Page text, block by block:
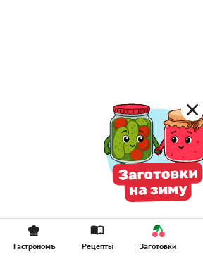
Гастрономъ Рецепты Заготовки